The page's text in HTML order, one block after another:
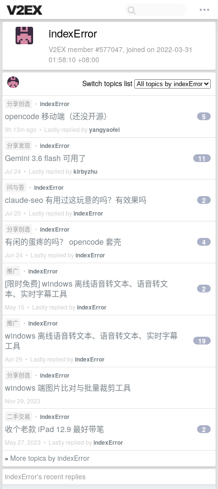
indexError
V2EX member #577047, joined on 2022-03-31
01:58:10 +08:00
Switch topics list
分享创造 • indexError
opencode 移动端（还没开源）
9h 13m ago • Lastly replied byyangyaofei
5
分享发现 • indexError
Gemini 3.6 flash 可用了
Jul 24 • Lastly replied bykirbyzhu
11
问与答 • indexError
claude-seo 有用过这玩意的吗？有效果吗
Jul 20 • Lastly replied byindexError
2
分享创造 • indexError
有闲的蛋疼的吗？ opencode 套壳
Jun 24 • Lastly replied byindexError
4
推广 • indexError
[限时免费] windows 离线语音转文本、语音转文
本、实时字幕工具
May 15 • Lastly replied byindexError
2
推广 • indexError
windows 离线语音转文本、语音转文本、实时字幕
工具
Apr 29 • Lastly replied byindexError
19
分享创造 • indexError
windows 端图片比对与批量裁剪工具
Nov 29, 2023
二手交易
• indexError
收个老款 iPad 12.9 最好带笔
May 27, 2023 • Lastly replied byindexError
2
» More topics by indexError
indexError's recent replies